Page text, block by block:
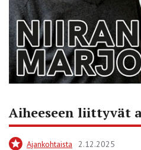
Aiheeseen liittyvät
Ajankohtaista 2.12.2025